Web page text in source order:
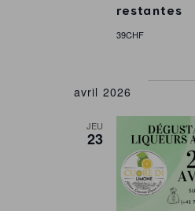
restantes
39CHF
avril 2026
JEU
23